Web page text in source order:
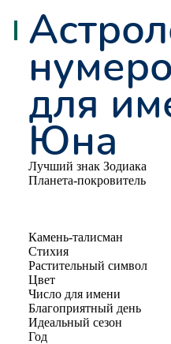
для
Юна
Лучший знак Зодиака
Планета-покровитель
Камень-талисман
Стихия
Растительный символ
Цвет
Число для имени
Благоприятный день
Идеальный сезон
Год